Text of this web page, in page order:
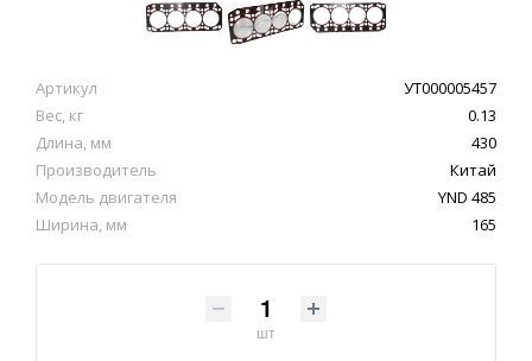
Артикул
УТ000005457
Вес, кг
0.13
Длина, мм
430
Производитель
Китай
Модель двигателя
YND 485
Ширина, мм
165
шт